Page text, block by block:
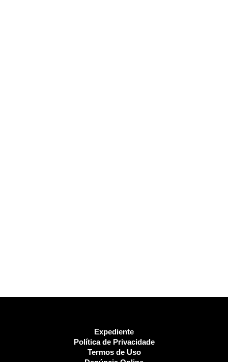
Expediente
Política de Privacidade
Termos de Uso